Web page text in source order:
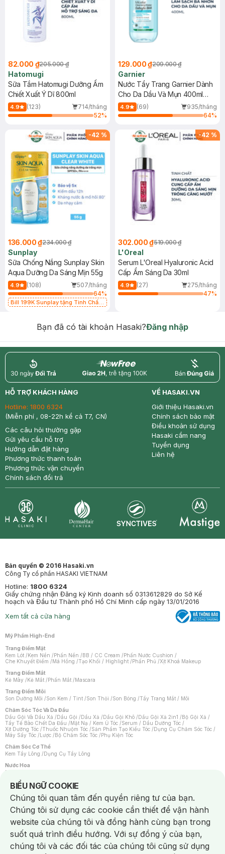
82.000 ₫205.000 ₫
Hatomugi
Sữa Tắm Hatomugi Dưỡng Ẩm
Chiết Xuất Ý Dĩ 800ml
4.9 (123)
714/tháng
52%
129.000 ₫209.000 ₫
Garnier
Nước Tẩy Trang Garnier Dành
Cho Da Dầu Và Mụn 400ml
(Mới)
4.9 (69)
935/tháng
64%
-42 %
136.000 ₫234.000 ₫
Sunplay
Sữa Chống Nắng Sunplay Skin
Aqua Dưỡng Da Sáng Mịn 55g
4.9 (108)
507/tháng
64%
Bill 199K Sunplay tặng Tinh Chất
-42 %
302.000 ₫519.000 ₫
L'Oreal
Serum L'Oreal Hyaluronic Acid
Cấp Ẩm Sáng Da 30ml
4.9 (27)
275/tháng
47%
Bạn đã có tài khoản Hasaki?Đăng nhập
return nowfree price
HỖ TRỢ KHÁCH HÀNG
Hotline: 1800 6324
(Miễn phí , 08-22h kể cả T7, CN)
Các câu hỏi thường gặp
Gửi yêu cầu hỗ trợ
Hướng dẫn đặt hàng
Phương thức thanh toán
Phương thức vận chuyển
Chính sách đổi trả
VỀ HASAKI.VN
Giới thiệu Hasaki.vn
Chính sách bảo mật
Điều khoản sử dụng
Hasaki cẩm nang
Tuyển dụng
Liên hệ
Bản quyền © 2016 Hasaki.vn
Công Ty cổ phần HASAKI VIETNAM
Hotline: 1800 6324
Giấy chứng nhận Đăng ký Kinh doanh số 0313612829 do Sở Kế
hoạch và Đầu tư Thành phố Hồ Chí Minh cấp ngày 13/01/2016
Xem tất cả cửa hàng
Mỹ Phẩm High-End
Trang Điểm Mặt
Kem Lót /Kem Nền /Phấn Nền /BB / CC Cream /Phấn Nước Cushion /
Che Khuyết Điểm /Má Hồng /Tạo Khối / Highlight /Phấn Phủ /Xịt Khoá Makeup
Trang Điểm Mắt
Kẻ Mày /Kẻ Mắt /Phấn Mắt /Mascara
Trang Điểm Môi
Son Dưỡng Môi /Son Kem / Tint /Son Thỏi /Son Bóng /Tẩy Trang Mắt / Môi
Chăm Sóc Tóc Và Da Đầu
Dầu Gội Và Dầu Xả /Dầu Gội /Dầu Xả /Dầu Gội Khô /Dầu Gội Xả 2in1 /Bộ Gội Xả /
Tẩy Tế Bào Chết Da Đầu /Mặt Nạ / Kem Ủ Tóc /Serum / Dầu Dưỡng Tóc /
Xịt Dưỡng Tóc /Thuốc Nhuộm Tóc /Sản Phẩm Tạo Kiểu Tóc /Dụng Cụ Chăm Sóc Tóc /
Máy Sấy Tóc /Lược /Bộ Chăm Sóc Tóc /Phụ Kiện Tóc
Chăm Sóc Cơ Thể
Kem Tẩy Lông /Dụng Cụ Tẩy Lông
Nước Hoa
Nước Hoa Nữ
Chăm Sóc Cá Nhân
Chống Muỗi /Khẩu Trang /Máy Massage/Mặt Nạ Xông Hơi /Nước Rửa Tay/
Sản Phẩm Chăm Sóc Khác /Bàn Chải Đánh Răng /Bàn Chải Điện/
Hỗ Trợ Trắng Răng/Kem Đánh Răng /Máy Tăm Nước/ Nước Súc Miệng/
Tăm / Chỉ Nha Khoa/ Xịt Thơm Miệng / Dung Dịch Vệ Sinh/Dưỡng Vùng Kín/
Khăn Ướt Vệ Sinh Vùng Kín/Băng Vệ Sinh/Tampon/Bọt Cạo Râu /Dao Cạo Râu/
Máy Cạo Râu
Vấn Đề Về Da
Da Dầu / Lỗ Chân Lông To/ Da Khô / Mất Nước/ Da Lão Hóa/ Da Mụn/
Da Nhạy Cảm / Kích Ứng
Da Xỉn Màu Thâm / Nám / Tàn Nhang
BIỂU NGỮ COOKIE
Notice about cookies usage
Chúng tôi quan tâm đến quyền riêng tư của bạn.
Chúng tôi sử dụng các cookie cần thiết để vận hành
website của chúng tôi và đồng hành cùng bạn trong
suốt quá trình điều hướng. Với sự đồng ý của bạn,
chúng tôi và các đối tác của chúng tôi cũng sử dụng